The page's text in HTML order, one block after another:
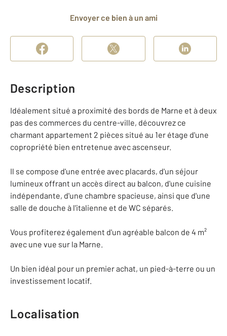
Envoyer ce bien à un ami
Description
Idéalement situé a proximité des bords de Marne et à deux
pas des commerces du centre-ville, découvrez ce
charmant appartement 2 pièces situé au 1er étage d'une
copropriété bien entretenue avec ascenseur.
Il se compose d'une entrée avec placards, d'un séjour
lumineux offrant un accès direct au balcon, d'une cuisine
indépendante, d'une chambre spacieuse, ainsi que d'une
salle de douche à l'italienne et de WC séparés.
Vous profiterez également d'un agréable balcon de 4 m²
avec une vue sur la Marne.
Un bien idéal pour un premier achat, un pied-à-terre ou un
investissement locatif.
Localisation